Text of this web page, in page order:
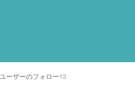
ユーザーのフォロー13